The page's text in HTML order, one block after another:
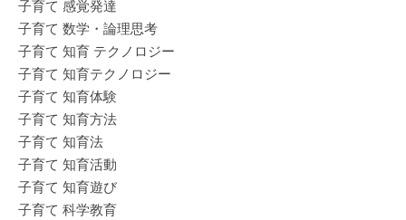
子育て 感覚発達
子育て 数学・論理思考
子育て 知育 テクノロジー
子育て 知育テクノロジー
子育て 知育体験
子育て 知育方法
子育て 知育法
子育て 知育活動
子育て 知育遊び
子育て 科学教育